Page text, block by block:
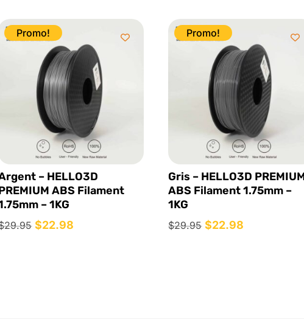
Promo!
– HELLO3D
ABS Filament
– 1KG
29.95 Le
$22.98
Promo!
Gris – HELLO3D
ABS Filament 1.75mm –
1KG
$29.95 Le
$22.98